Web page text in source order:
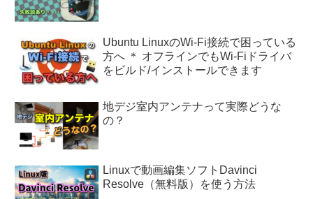
Ubuntu LinuxのWi-Fi接続で困っている
方へ ＊ オフラインでもWi-Fiドライバ
をビルド/インストールできます
地デジ室内アンテナって実際どうな
の？
Linuxで動画編集ソフトDavinci
Resolve（無料版）を使う方法